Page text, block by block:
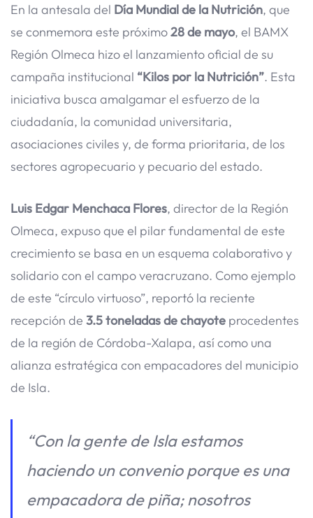
En la antesala del Día Mundial de la Nutrición, que
se conmemora este próximo28 de mayo, el BAMX
Región Olmeca hizo el lanzamiento oficial de su
campaña institucional “Kilos por la Nutrición”. Esta
iniciativa busca amalgamar el esfuerzo de la
ciudadanía, la comunidad universitaria,
asociaciones civiles y, de forma prioritaria, de los
sectores agropecuario y pecuario del estado.
Luis Edgar Menchaca Flores, director de la Región
Olmeca, expuso que el pilar fundamental de este
crecimiento se basa en un esquema colaborativo y
solidario con el campo veracruzano. Como ejemplo
de este “círculo virtuoso”, reportó la reciente
recepción de 3.5 toneladas de chayote procedentes
de la región de Córdoba-Xalapa, así como una
alianza estratégica con empacadores del municipio
de Isla.
“Con la gente de Isla estamos
haciendo un convenio porque es una
empacadora de piña; nosotros